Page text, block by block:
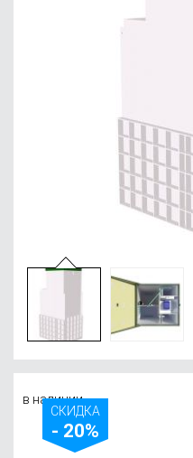
в наличии
СКИДКА
- 20%